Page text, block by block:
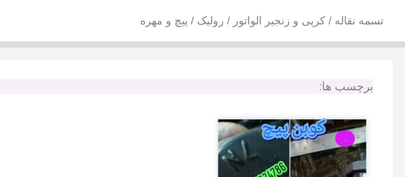
تسمه نقاله / کرپی و زنجیر الواتور / رولیک / پیچ و مهره
برچسب ها:
.